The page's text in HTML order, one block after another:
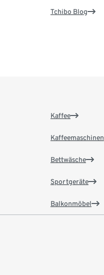
Tchibo Blog
Kaffee
Kaffeemaschinen
Bettwäsche
Sportgeräte
Balkonmöbel